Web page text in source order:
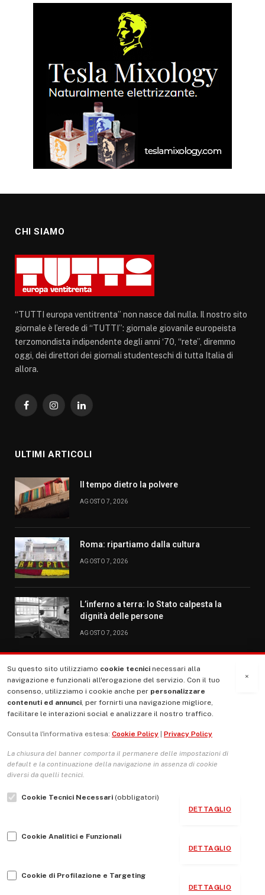
CHI SIAMO
“TUTTI europa ventitrenta” non nasce dal nulla. Il nostro sito
giornale è l’erede di “TUTTI”: giornale giovanile europeista
terzomondista indipendente degli anni ‘70, “rete”, diremmo
oggi, dei direttori dei giornali studenteschi di tutta Italia di
allora.
FacebookInstagramLinkedIn
ULTIMI ARTICOLI
Il tempo dietro la polvere
AGOSTO 7, 2026
Roma: ripartiamo dalla cultura
AGOSTO 7, 2026
L’inferno a terra: lo Stato calpesta la
dignità delle persone
AGOSTO 7, 2026
MENU
La Nostra Storia
Le Copertine
L’Associazione
Indirizzo Socio Politico Culturale
Guida per le autrici e gli autori
×
Su questo sito utilizziamo cookie tecnici necessari alla
navigazione e funzionali all'erogazione del servizio. Con il tuo
consenso, utilizziamo i cookie anche per personalizzare
contenuti ed annunci, per fornirti una navigazione migliore,
facilitare le interazioni social e analizzare il nostro traffico.
Consulta l'informativa estesa: Cookie Policy Privacy Policy
La chiusura del banner comporta il permanere delle impostazioni di
default e la continuazione della navigazione in assenza di cookie
diversi da quelli tecnici.
Cookie Tecnici Necessari (obbligatori)
DETTAGLIO
Cookie Analitici e Funzionali
DETTAGLIO
Cookie di Profilazione e Targeting
DETTAGLIO